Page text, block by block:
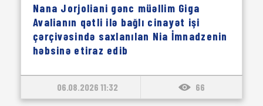
Nana Jorjoliani gənc müəllim Giga
Avalianın qətli ilə bağlı cinayət işi
çərçivəsində saxlanılan Nia İmnadzenin
həbsinə etiraz edib
06.08.2026 11:32 66